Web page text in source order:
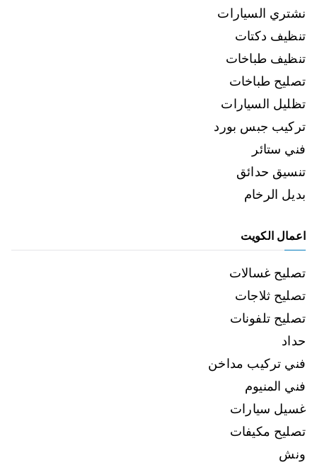
نشتري السيارات
تنظيف دكتات
تنظيف طباخات
تصليح طباخات
تظليل السيارات
تركيب جبس بورد
فني ستائر
تنسيق حدائق
بديل الرخام
اعمال الكويت
تصليح غسالات
تصليح ثلاجات
تصليح تلفونات
حداد
فني تركيب مداخن
فني المنيوم
غسيل سيارات
تصليح مكيفات
ونش